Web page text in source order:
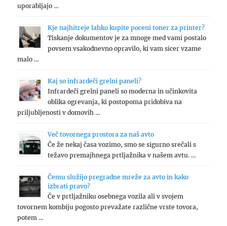
uporabljajo …
Kje najhitreje lahko kupite poceni toner za printer?
Tiskanje dokumentov je za mnoge med vami postalo
povsem vsakodnevno opravilo, ki vam sicer vzame
malo …
Kaj so infrardeči grelni paneli?
Infrardeči grelni paneli so moderna in učinkovita
oblika ogrevanja, ki postopoma pridobiva na
priljubljenosti v domovih …
Več tovornega prostora za naš avto
Če že nekaj časa vozimo, smo se sigurno srečali s
težavo premajhnega prtljažnika v našem avtu. …
Čemu služijo pregradne mreže za avto in kako
izbrati pravo?
Če v prtljažniku osebnega vozila ali v svojem
tovornem kombiju pogosto prevažate različne vrste tovora,
potem …